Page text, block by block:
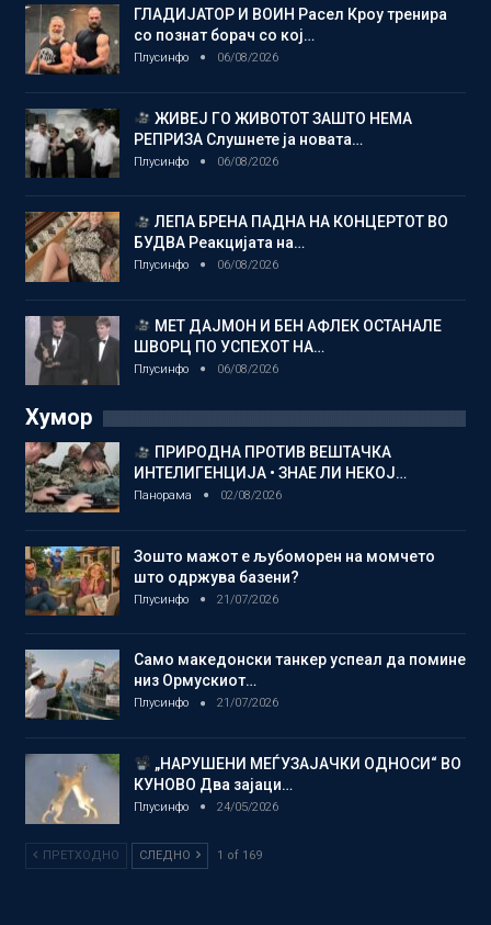
ГЛАДИЈАТОР И ВОИН Расел Кроу тренира
со познат борач со кој…
Плусинфо 06/08/2026
ЖИВЕЈ ГО ЖИВОТОТ ЗАШТО НЕМА
РЕПРИЗА Слушнете ја новата…
Плусинфо 06/08/2026
ЛЕПА БРЕНА ПАДНА НА КОНЦЕРТОТ ВО
БУДВА Реакцијата на…
Плусинфо 06/08/2026
МЕТ ДАЈМОН И БЕН АФЛЕК ОСТАНАЛЕ
ШВОРЦ ПО УСПЕХОТ НА…
Плусинфо 06/08/2026
Хумор
ПРИРОДНА ПРОТИВ ВЕШТАЧКА
ИНТЕЛИГЕНЦИЈА • ЗНАЕ ЛИ НЕКОЈ…
Панорама 02/08/2026
Зошто мажот е љубоморен на момчето
што одржува базени?
Плусинфо 21/07/2026
Само македонски танкер успеал да помине
низ Ормускиот…
Плусинфо 21/07/2026
„НАРУШЕНИ МЕЃУЗАЈАЧКИ ОДНОСИ“ ВО
КУНОВО Два зајаци…
Плусинфо 24/05/2026
ПРЕТХОДНО СЛЕДНО 1 of 169